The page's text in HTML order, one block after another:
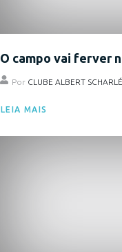
O campo vai ferver
Por CLUBE ALBERT SCHARLÉ
LEIA MAIS
Eventos